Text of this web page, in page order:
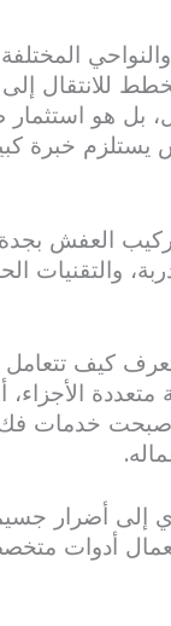
للانتقال
بل هو استثمار
يستلزم خبرة
العفش
والتقنيات
تعرف كيف
الأجزاء،
أصبحت خدمات
إلى أضرار
أدوات